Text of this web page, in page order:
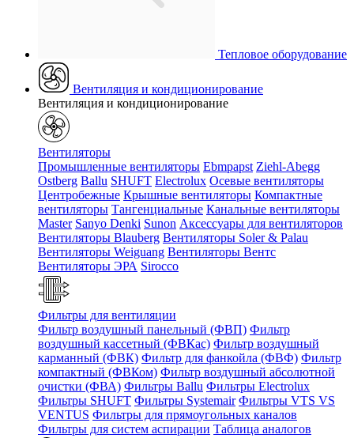
Тепловое оборудование
Вентиляция и кондиционирование
Вентиляция и кондиционирование
Вентиляторы
Промышленные вентиляторы Ebmpapst Ziehl-Abegg
Ostberg Ballu SHUFT Electrolux Осевые вентиляторы
Центробежные Крышные вентиляторы Компактные
вентиляторы Тангенциальные Канальные вентиляторы
Master Sanyo Denki Sunon Аксессуары для вентиляторов
Вентиляторы Blauberg Вентиляторы Soler & Palau
Вентиляторы Weiguang Вентиляторы Вентс
Вентиляторы ЭРА Sirocco
Фильтры для вентиляции
Фильтр воздушный панельный (ФВП) Фильтр
воздушный кассетный (ФВКас) Фильтр воздушный
карманный (ФВК) Фильтр для фанкойла (ФВФ) Фильтр
компактный (ФВКом) Фильтр воздушный абсолютной
очистки (ФВА) Фильтры Ballu Фильтры Electrolux
Фильтры SHUFT Фильтры Systemair Фильтры VTS VS
VENTUS Фильтры для прямоугольных каналов
Фильтры для систем аспирации Таблица аналогов